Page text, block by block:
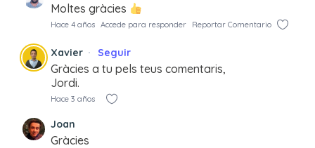
Moltes gràcies
Hace 4 años Accede para responder Reportar Comentario
Xavier Seguir
Gràcies a tu pels teus comentaris,
Jordi.
Hace 3 años
Joan
Gràcies